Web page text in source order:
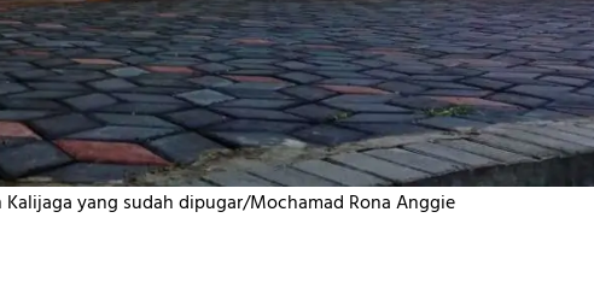
yang sudah dipugar/Mochamad Rona Anggie